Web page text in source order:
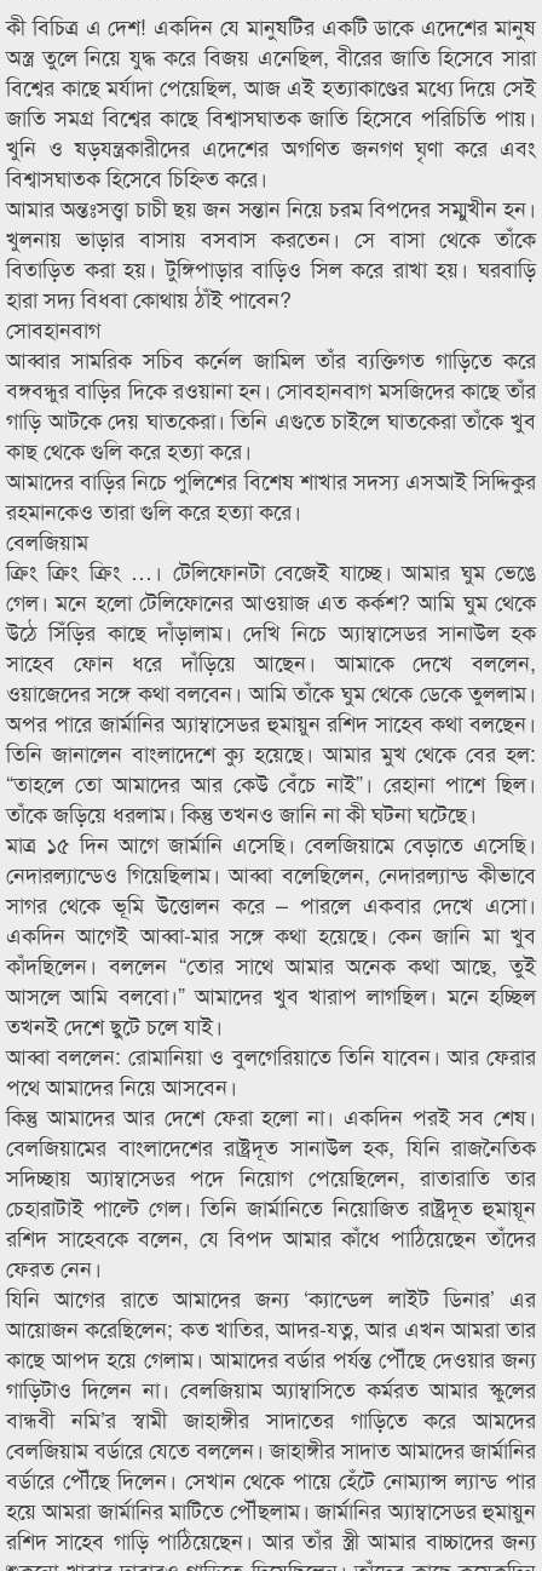
কী বিচিত্র এ দেশ! একদিন যে মানুষটির একটি ডাকে এদেশের মানুষ
অস্ত্র তুলে নিয়ে যুদ্ধ করে বিজয় এনেছিল, বীরের জাতি হিসেবে সারা
বিশ্বের কাছে মর্যাদা পেয়েছিল, আজ এই হত্যাকাণ্ডের মধ্যে দিয়ে সেই
জাতি সমগ্র বিশ্বের কাছে বিশ্বাসঘাতক জাতি হিসেবে পরিচিতি পায়।
খুনি ও ষড়যন্ত্রকারীদের এদেশের অগণিত জনগণ ঘৃণা করে এবং
বিশ্বাসঘাতক হিসেবে চিহ্নিত করে।
আমার অন্তঃসত্ত্বা চাচী ছয় জন সন্তান নিয়ে চরম বিপদের সম্মুখীন হন।
খুলনায় ভাড়ার বাসায় বসবাস করতেন। সে বাসা থেকে তাঁকে
বিতাড়িত করা হয়। টুঙ্গিপাড়ার বাড়িও সিল করে রাখা হয়। ঘরবাড়ি
হারা সদ্য বিধবা কোথায় ঠাঁই পাবেন?
সোবহানবাগ
আব্বার সামরিক সচিব কর্নেল জামিল তাঁর ব্যক্তিগত গাড়িতে করে
বঙ্গবন্ধুর বাড়ির দিকে রওয়ানা হন। সোবহানবাগ মসজিদের কাছে তাঁর
গাড়ি আটকে দেয় ঘাতকেরা। তিনি এগুতে চাইলে ঘাতকেরা তাঁকে খুব
কাছ থেকে গুলি করে হত্যা করে।
আমাদের বাড়ির নিচে পুলিশের বিশেষ শাখার সদস্য এসআই সিদ্দিকুর
রহমানকেও তারা গুলি করে হত্যা করে।
বেলজিয়াম
ক্রিং ক্রিং ক্রিং …। টেলিফোনটা বেজেই যাচ্ছে। আমার ঘুম ভেঙে
গেল। মনে হলো টেলিফোনের আওয়াজ এত কর্কশ? আমি ঘুম থেকে
উঠে সিঁড়ির কাছে দাঁড়ালাম। দেখি নিচে অ্যাম্বাসেডর সানাউল হক
সাহেব ফোন ধরে দাঁড়িয়ে আছেন। আমাকে দেখে বললেন,
ওয়াজেদের সঙ্গে কথা বলবেন। আমি তাঁকে ঘুম থেকে ডেকে তুললাম।
অপর পারে জার্মানির অ্যাম্বাসেডর হুমায়ুন রশিদ সাহেব কথা বলছেন।
তিনি জানালেন বাংলাদেশে ক্যু হয়েছে। আমার মুখ থেকে বের হল:
“তাহলে তো আমাদের আর কেউ বেঁচে নাই”। রেহানা পাশে ছিল।
তাঁকে জড়িয়ে ধরলাম। কিন্তু তখনও জানি না কী ঘটনা ঘটেছে।
মাত্র ১৫ দিন আগে জার্মানি এসেছি। বেলজিয়ামে বেড়াতে এসেছি।
নেদারল্যান্ডেও গিয়েছিলাম। আব্বা বলেছিলেন, নেদারল্যান্ড কীভাবে
সাগর থেকে ভূমি উত্তোলন করে – পারলে একবার দেখে এসো।
একদিন আগেই আব্বা-মার সঙ্গে কথা হয়েছে। কেন জানি মা খুব
কাঁদছিলেন। বললেন “তোর সাথে আমার অনেক কথা আছে, তুই
আসলে আমি বলবো।” আমাদের খুব খারাপ লাগছিল। মনে হচ্ছিল
তখনই দেশে ছুটে চলে যাই।
আব্বা বললেন: রোমানিয়া ও বুলগেরিয়াতে তিনি যাবেন। আর ফেরার
পথে আমাদের নিয়ে আসবেন।
কিন্তু আমাদের আর দেশে ফেরা হলো না। একদিন পরই সব শেষ।
বেলজিয়ামের বাংলাদেশের রাষ্ট্রদূত সানাউল হক, যিনি রাজনৈতিক
সদিচ্ছায় অ্যাম্বাসেডর পদে নিয়োগ পেয়েছিলেন, রাতারাতি তার
চেহারাটাই পাল্টে গেল। তিনি জার্মানিতে নিয়োজিত রাষ্ট্রদূত হুমায়ূন
রশিদ সাহেবকে বলেন, যে বিপদ আমার কাঁধে পাঠিয়েছেন তাঁদের
ফেরত নেন।
যিনি আগের রাতে আমাদের জন্য ‘ক্যান্ডেল লাইট ডিনার’ এর
আয়োজন করেছিলেন; কত খাতির, আদর-যত্ন, আর এখন আমরা তার
কাছে আপদ হয়ে গেলাম। আমাদের বর্ডার পর্যন্ত পৌঁছে দেওয়ার জন্য
গাড়িটাও দিলেন না। বেলজিয়াম অ্যাম্বাসিতে কর্মরত আমার স্কুলের
বান্ধবী নমি’র স্বামী জাহাঙ্গীর সাদাতের গাড়িতে করে আমদের
বেলজিয়াম বর্ডারে যেতে বললেন। জাহাঙ্গীর সাদাত আমাদের জার্মানির
বর্ডারে পৌঁছে দিলেন। সেখান থেকে পায়ে হেঁটে নোম্যান্স ল্যান্ড পার
হয়ে আমরা জার্মানির মাটিতে পৌঁছলাম। জার্মানির অ্যাম্বাসেডর হুমায়ুন
রশিদ সাহেব গাড়ি পাঠিয়েছেন। আর তাঁর স্ত্রী আমার বাচ্চাদের জন্য